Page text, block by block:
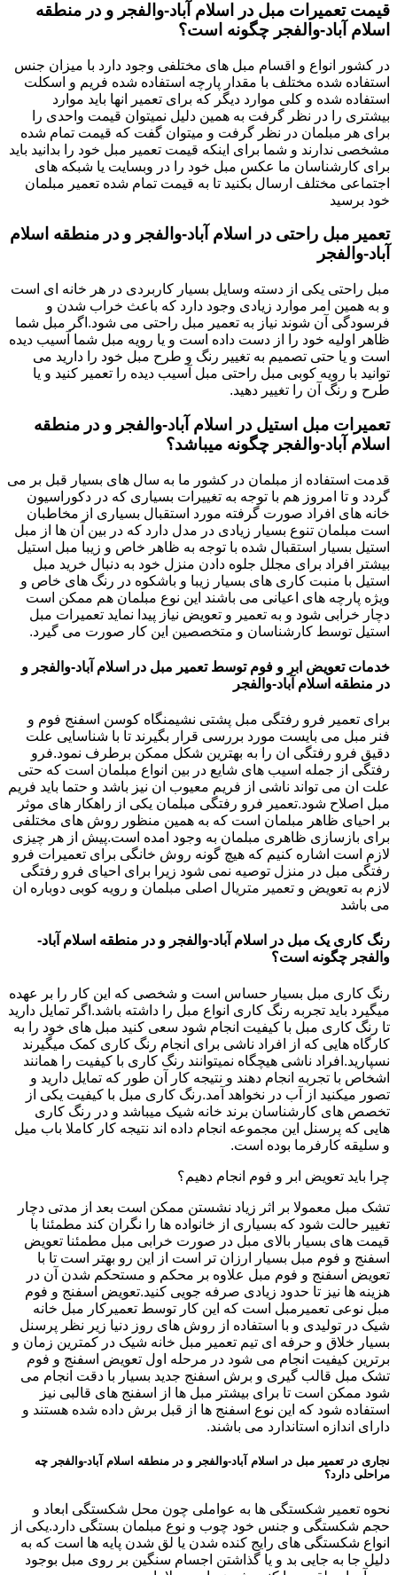
قیمت تعمیرات مبل در اسلام آباد-والفجر و در منطقه
اسلام آباد-والفجر چگونه است؟
در کشور انواع و اقسام مبل های مختلفی وجود دارد با میزان جنس
استفاده شده مختلف با مقدار پارچه استفاده شده فریم و اسکلت
استفاده شده و کلی موارد دیگر که برای تعمیر انها باید موارد
بیشتری را در نظر گرفت به همین دلیل نمیتوان قیمت واحدی را
برای هر مبلمان در نظر گرفت و میتوان گفت که قیمت تمام شده
مشخصی ندارند و شما برای اینکه قیمت تعمیر مبل خود را بدانید باید
برای کارشناسان ما عکس مبل خود را در وبسایت یا شبکه های
اجتماعی مختلف ارسال بکنید تا به قیمت تمام شده تعمیر مبلمان
خود برسید
تعمیر مبل راحتی در اسلام آباد-والفجر و در منطقه اسلام
آباد-والفجر
مبل راحتی یکی از دسته وسایل بسیار کاربردی در هر خانه ای است
و به همین امر موارد زیادی وجود دارد که باعث خراب شدن و
فرسودگی آن شوند نیاز به تعمیر مبل راحتی می شود.اگر مبل شما
ظاهر اولیه خود را از دست داده است و یا رویه مبل شما آسیب دیده
است و یا حتی تصمیم به تغییر رنگ و طرح مبل خود را دارید می
توانید با رویه کوبی مبل راحتی مبل آسیب دیده را تعمیر کنید و یا
طرح و رنگ آن را تغییر دهید.
تعمیرات مبل استیل در اسلام آباد-والفجر و در منطقه
اسلام آباد-والفجر چگونه میباشد؟
قدمت استفاده از مبلمان در کشور ما به سال های بسیار قبل بر می
گردد و تا امروز هم با توجه به تغییرات بسیاری که در دکوراسیون
خانه های افراد صورت گرفته مورد استقبال بسیاری از مخاطبان
است مبلمان تنوع بسیار زیادی در مدل دارد که در بین آن ها از مبل
استیل بسیار استقبال شده با توجه به ظاهر خاص و زیبا مبل استیل
بیشتر افراد برای مجلل جلوه دادن منزل خود به دنبال خرید مبل
استیل با منبت کاری های بسیار زیبا و باشکوه در رنگ های خاص و
ویژه پارچه های اعیانی می باشند این نوع مبلمان هم ممکن است
دچار خرابی شود و به تعمیر و تعویض نیاز پیدا نماید تعمیرات مبل
استیل توسط کارشناسان و متخصصین این کار صورت می گیرد.
خدمات تعویض ابر و فوم توسط تعمیر مبل در اسلام آباد-والفجر و
در منطقه اسلام آباد-والفجر
برای تعمیر فرو رفتگی مبل پشتی نشیمنگاه کوسن اسفنج فوم و
فنر مبل می بایست مورد بررسی قرار بگیرند تا با شناسایی علت
دقیق فرو رفتگی ان را به بهترین شکل ممکن برطرف نمود.فرو
رفتگی از جمله اسیب های شایع در بین انواع مبلمان است که حتی
علت ان می تواند ناشی از فریم معیوب ان نیز باشد و حتما باید فریم
مبل اصلاح شود.تعمیر فرو رفتگی مبلمان یکی از راهکار های موثر
بر احیای ظاهر مبلمان است که به همین منظور روش های مختلفی
برای بازسازی ظاهری مبلمان به وجود امده است.پیش از هر چیزی
لازم است اشاره کنیم که هیچ گونه روش خانگی برای تعمیرات فرو
رفتگی مبل در منزل توصیه نمی شود زیرا برای احیای فرو رفتگی
لازم به تعویض و تعمیر متریال اصلی مبلمان و رویه کوبی دوباره ان
می باشد
رنگ کاری یک مبل در اسلام آباد-والفجر و در منطقه اسلام آباد-
والفجر چگونه است؟
رنگ کاری مبل بسیار حساس است و شخصی که این کار را بر عهده
میگیرد باید تجربه رنگ کاری انواع مبل را داشته باشد.اگر تمایل دارید
تا رنگ کاری مبل با کیفیت انجام شود سعی کنید مبل های خود را به
کارگاه هایی که از افراد ناشی برای انجام رنگ کاری کمک میگیرند
نسپارید.افراد ناشی هیچگاه نمیتوانند رنگ کاری با کیفیت را همانند
اشخاص با تجربه انجام دهند و نتیجه کار آن طور که تمایل دارید و
تصور میکنید از آب در نخواهد آمد.رنگ کاری مبل با کیفیت یکی از
تخصص های کارشناسان برند خانه شیک میباشد و در رنگ کاری
هایی که پرسنل این مجموعه انجام داده اند نتیجه کار کاملا باب میل
و سلیقه کارفرما بوده است.
چرا باید تعویض ابر و فوم انجام دهیم؟
تشک مبل معمولا بر اثر زیاد نشستن ممکن است بعد از مدتی دچار
تغییر حالت شود که بسیاری از خانواده ها را نگران کند مطمئنا با
قیمت های بسیار بالای مبل در صورت خرابی مبل مطمئنا تعویض
اسفنج و فوم مبل بسیار ارزان تر است از این رو بهتر است تا با
تعویض اسفنج و فوم مبل علاوه بر محکم و مستحکم شدن آن در
هزینه ها نیز تا حدود زیادی صرفه جویی کنید.تعویض اسفنج و فوم
مبل نوعی تعمیرمبل است که این کار توسط تعمیرکار مبل خانه
شیک در تولیدی و با استفاده از روش های روز دنیا زیر نظر پرسنل
بسیار خلاق و حرفه ای تیم تعمیر مبل خانه شیک در کمترین زمان و
برترین کیفیت انجام می شود در مرحله اول تعویض اسفنج و فوم
تشک مبل قالب گیری و برش اسفنج جدید بسیار با دقت انجام می
شود ممکن است تا برای بیشتر مبل ها از اسفنج های قالبی نیز
استفاده شود که این نوع اسفنج ها از قبل برش داده شده هستند و
دارای اندازه استاندارد می باشند.
نجاری در تعمیر مبل در اسلام آباد-والفجر و در منطقه اسلام آباد-والفجر چه
مراحلی دارد؟
نحوه تعمیر شکستگی ها به عواملی چون محل شکستگی ابعاد و
حجم شکستگی و جنس خود چوب و نوع مبلمان بستگی دارد.یکی از
انواع شکستگی های رایج کنده شدن یا لق شدن پایه ها است که به
دلیل جا به جایی بد و یا گذاشتن اجسام سنگین بر روی مبل بوجود